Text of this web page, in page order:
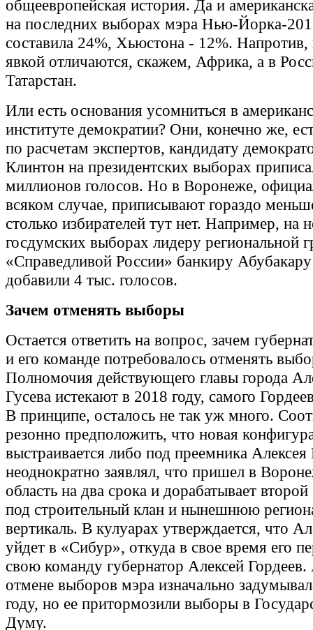
общеевропейская история. Да и
на последних выборах мэра Нью-Йорка-
составила 24%, Хьюстона - 12%. Напротив,
явкой отличаются, скажем, Африка, а в
Татарстан.
Или есть основания усомниться в
институте демократии? Они, конечно же,
по расчетам экспертов, кандидату
Клинтон на президентских выборах
миллионов голосов. Но в Воронеже,
всяком случае, приписывают гораздо
столько избирателей тут нет. Например, на
госдумских выборах лидеру региональной
«Справедливой России» банкиру
добавили 4 тыс. голосов.
Зачем отменять выборы
Остается ответить на вопрос, зачем
и его команде потребовалось отменять
Полномочия действующего главы города
Гусева истекают в 2018 году, самого
В принципе, осталось не так уж много.
резонно предположить, что новая
выстраивается либо под преемника Алексея
неоднократно заявлял, что пришел в
область на два срока и дорабатывает
под строительный клан и нынешнюю
вертикаль. В кулуарах утверждается, что
уйдет в «Сибур», откуда в свое время его
свою команду губернатор Алексей
отмене выборов мэра изначально
году, но ее притормозили выборы в
Думу.